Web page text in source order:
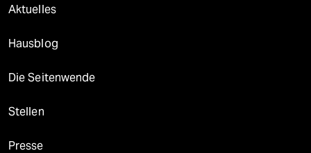
Aktuelles
Hausblog
Die Seitenwende
Stellen
Presse